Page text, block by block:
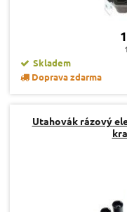
Skladem
Doprava zdarma
Utahovák rázový